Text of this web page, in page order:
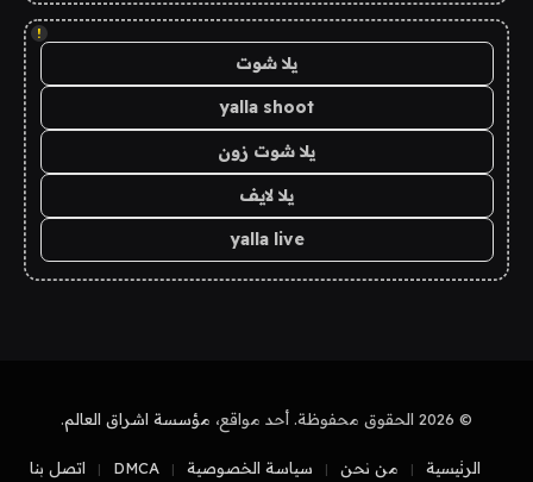
!
يلا شوت
yalla shoot
يلا شوت زون
يلا لايف
yalla live
© 2026 الحقوق محفوظة. أحد مواقع، مؤسسة اشراق العالم.
الرئيسية من نحن سياسة الخصوصية DMCA اتصل بنا